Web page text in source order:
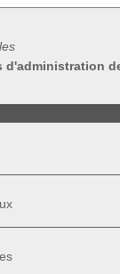
d'administration